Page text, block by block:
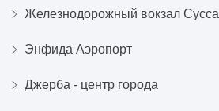
Железнодорожный вокзал Суссa
Энфида Аэропорт
Джерба - центр города